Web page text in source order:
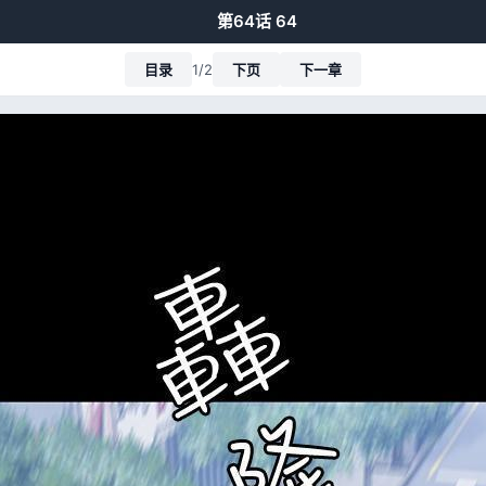
第64话 64
目录 1/2 下页 下一章